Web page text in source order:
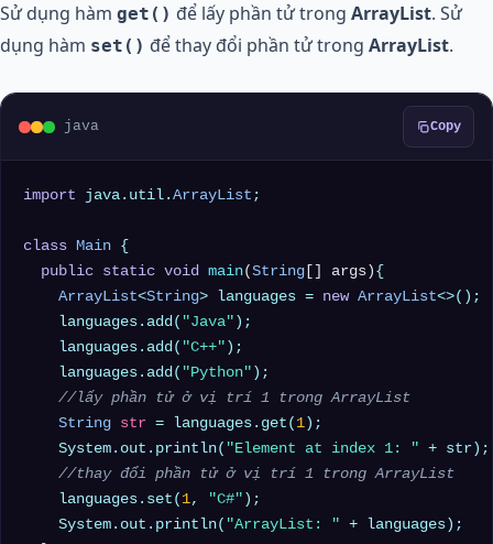
Sử dụng hàm get() để lấy phần tử trong ArrayList. Sử
dụng hàm set() để thay đổi phần tử trong ArrayList.
java Copy
import java.util. ArrayList ;
class Main {
public static void main( String [] args) {
ArrayList<String> languages = new ArrayList<>();
    languages.add(
"Java" );
    languages.add(
"C++" );
    languages.add(
"Python" );
//lấy phần tử ở vị trí 1 trong ArrayList
String str = languages.get( 1 );
    System.out.println(
"Element at index 1: " + str);
//thay đổi phần tử ở vị trí 1 trong ArrayList
    languages.set(
1, "C#" );
    System.out.println(
"ArrayList: " + languages);